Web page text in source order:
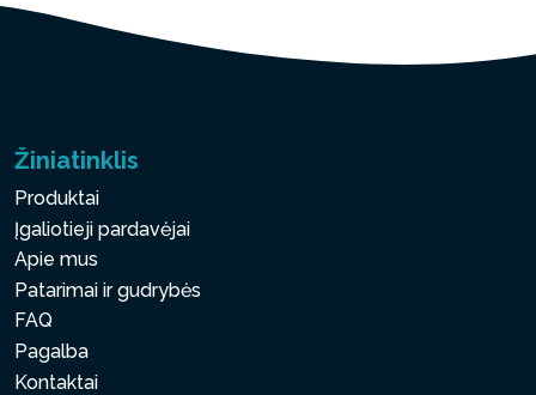
Žiniatinklis
Produktai
Įgaliotieji pardavėjai
Apie mus
Patarimai ir gudrybės
FAQ
Pagalba
Kontaktai